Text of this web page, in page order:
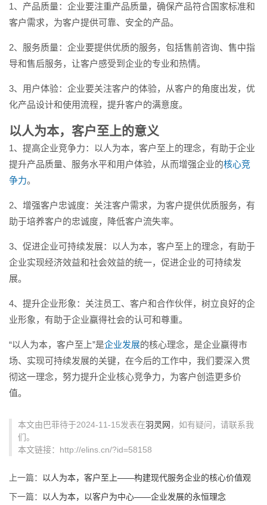
1、产品质量：企业要注重产品质量，确保产品符合国家标准和
客户需求，为客户提供可靠、安全的产品。
2、服务质量：企业要提供优质的服务，包括售前咨询、售中指
导和售后服务，让客户感受到企业的专业和热情。
3、用户体验：企业要关注客户的体验，从客户的角度出发，优
化产品设计和使用流程，提升客户的满意度。
以人为本，客户至上的意义
1、提高企业竞争力：以人为本，客户至上的理念，有助于企业
提升产品质量、服务水平和用户体验，从而增强企业的核心竞
争力。
2、增强客户忠诚度：关注客户需求，为客户提供优质服务，有
助于培养客户的忠诚度，降低客户流失率。
3、促进企业可持续发展：以人为本，客户至上的理念，有助于
企业实现经济效益和社会效益的统一，促进企业的可持续发
展。
4、提升企业形象：关注员工、客户和合作伙伴，树立良好的企
业形象，有助于企业赢得社会的认可和尊重。
“以人为本，客户至上”是企业发展的核心理念，是企业赢得市
场、实现可持续发展的关键，在今后的工作中，我们要深入贯
彻这一理念，努力提升企业核心竞争力，为客户创造更多价
值。
本文由巴菲待于2024-11-15发表在羽灵网 ，如有疑问，请联系我
们。
本文链接：http://elins.cn/?id=58158
上一篇： 以人为本，客户至上——构建现代服务企业的核心价值观
下一篇： 以人为本，以客户为中心——企业发展的永恒理念